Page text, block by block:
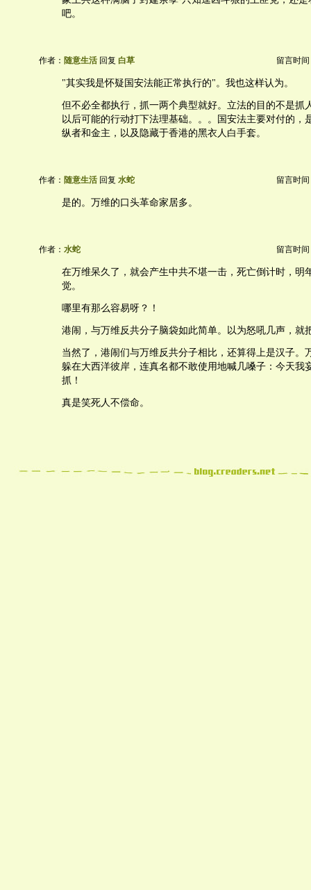
吧。
作者： 随意生活 回复 白草 留言时间
"其实我是怀疑国安法能正常执行的"。我也这样认为。
但不必全都执行，抓一两个典型就好。立法的目的不是抓
以后可能的行动打下法理基础。。。国安法主要对付的，
纵者和金主，以及隐藏于香港的黑衣人白手套。
作者： 随意生活 回复 水蛇 留言时间
是的。万维的口头革命家居多。
作者： 水蛇 留言时间
在万维呆久了，就会产生中共不堪一击，死亡倒计时，明
觉。
哪里有那么容易呀？！
港闹，与万维反共分子脑袋如此简单。以为怒吼几声，就
当然了，港闹们与万维反共分子相比，还算得上是汉子。
躲在大西洋彼岸，连真名都不敢使用地喊几嗓子：今天我
抓！
真是笑死人不偿命。